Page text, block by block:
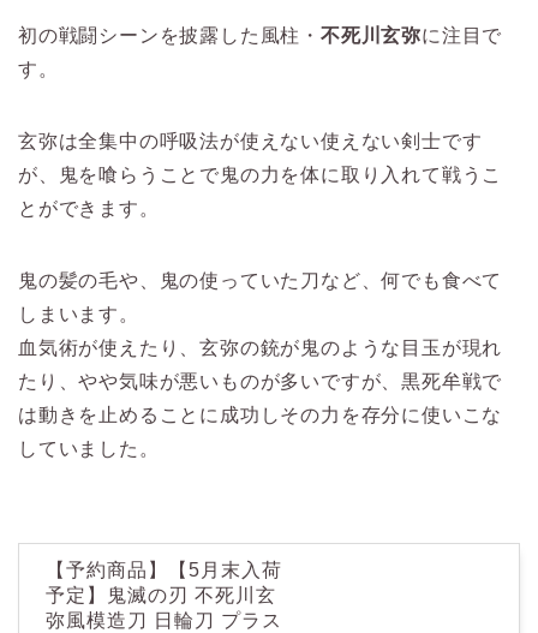
初の戦闘シーンを披露した風柱・ 不死川玄弥に注目で
す。
玄弥は全集中の呼吸法が使えない使えない剣士です
が、鬼を喰らうことで鬼の力を体に取り入れて戦うこ
とができます。
鬼の髪の毛や、鬼の使っていた刀など、何でも食べて
しまいます。
血気術が使えたり、玄弥の銃が鬼のような目玉が現れ
たり、やや気味が悪いものが多いですが、黒死牟戦で
は動きを止めることに成功しその力を存分に使いこな
していました。
【予約商品】【5月末入荷
予定】鬼滅の刃 不死川玄
弥風模造刀 日輪刀 プラス